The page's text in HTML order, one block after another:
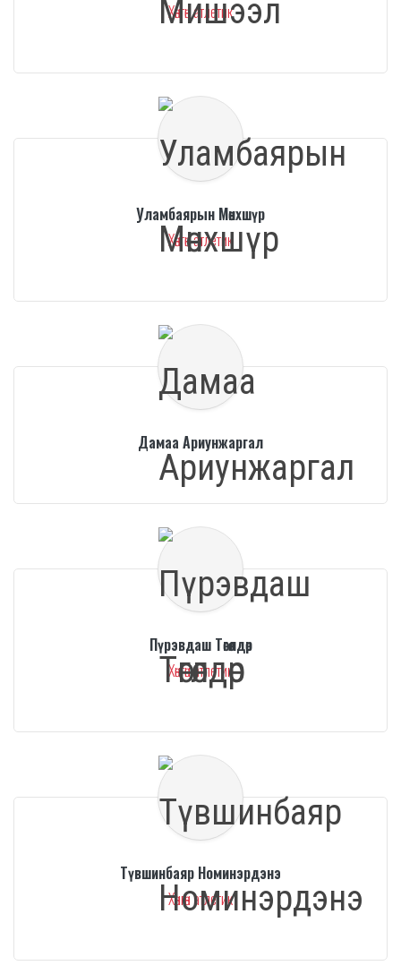
Хөнгөн атлетик
Уламбаярын Мөнхшүр
Хөнгөн атлетик
Дамаа Ариунжаргал
Пүрэвдаш Төгөлдөр
Хөнгөн атлетик
Түвшинбаяр Номинэрдэнэ
Хөнгөн атлетик